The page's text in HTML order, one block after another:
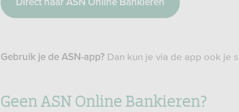
Direct naar ASN Online Bankieren
Gebruik je de ASN-app? Dan kun je via de app ook je
Geen ASN Online Bankieren?